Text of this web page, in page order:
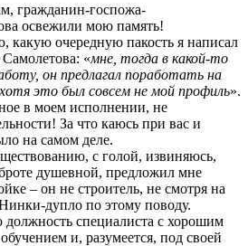
гражданин-госпожа-
освежили мою память!
какую очередную пакость я написал
«мне, тогда в какой-то
он предлагал поработать на
это был совсем не мой профиль».
в моем исполнении, не
За что каюсь при вас и
на самом деле.
с голой, извиняюсь,
душевной, предложил мне
– он не строитель, не смотря на
дупло по этому поводу.
специалиста с хорошим
и, разумеется, под своей